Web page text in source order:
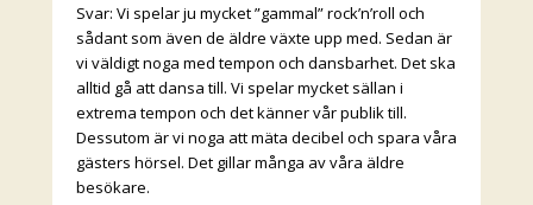
Svar: Vi spelar ju mycket ”gammal” rock’n’roll och
sådant som även de äldre växte upp med. Sedan är
vi väldigt noga med tempon och dansbarhet. Det ska
alltid gå att dansa till. Vi spelar mycket sällan i
extrema tempon och det känner vår publik till.
Dessutom är vi noga att mäta decibel och spara våra
gästers hörsel. Det gillar många av våra äldre
besökare.